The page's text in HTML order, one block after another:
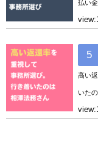
払い
高い
いた